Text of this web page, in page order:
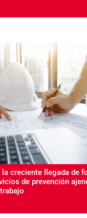
la creciente llegada de
de prevención